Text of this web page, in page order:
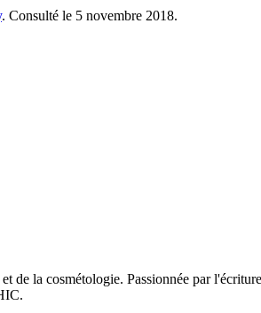
. Consulté le 5 novembre 2018.
de la cosmétologie. Passionnée par